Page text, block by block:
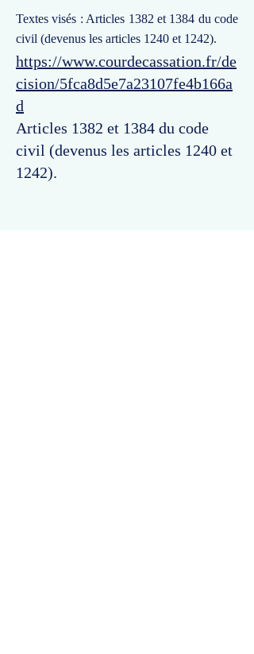
Textes visés : Articles 1382 et 1384 du code
civil (devenus les articles 1240 et 1242).
https://www.courdecassation.fr/de
cision/5fca8d5e7a23107fe4b166a
d
Articles 1382 et 1384 du code
civil (devenus les articles 1240 et
1242).